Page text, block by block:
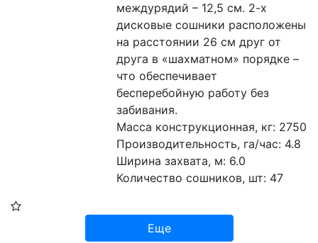
междурядий – 12,5 см. 2-х
дисковые сошники расположены
на расстоянии 26 см друг от
друга в «шахматном» порядке –
что обеспечивает
бесперебойную работу без
забивания.
Масса конструкционная, кг: 2750
Производительность, га/час: 4.8
Ширина захвата, м: 6.0
Количество сошников, шт: 47
Еще